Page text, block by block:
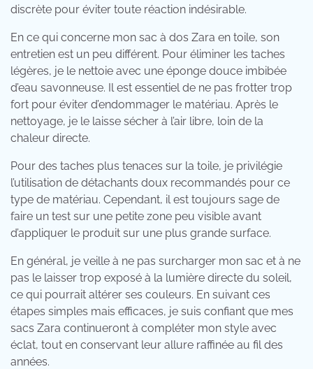
discrète pour éviter toute réaction indésirable.
En ce qui concerne mon sac à dos Zara en toile, son
entretien est un peu différent. Pour éliminer les taches
légères, je le nettoie avec une éponge douce imbibée
d’eau savonneuse. Il est essentiel de ne pas frotter trop
fort pour éviter d’endommager le matériau. Après le
nettoyage, je le laisse sécher à l’air libre, loin de la
chaleur directe.
Pour des taches plus tenaces sur la toile, je privilégie
l’utilisation de détachants doux recommandés pour ce
type de matériau. Cependant, il est toujours sage de
faire un test sur une petite zone peu visible avant
d’appliquer le produit sur une plus grande surface.
En général, je veille à ne pas surcharger mon sac et à ne
pas le laisser trop exposé à la lumière directe du soleil,
ce qui pourrait altérer ses couleurs. En suivant ces
étapes simples mais efficaces, je suis confiant que mes
sacs Zara continueront à compléter mon style avec
éclat, tout en conservant leur allure raffinée au fil des
années.